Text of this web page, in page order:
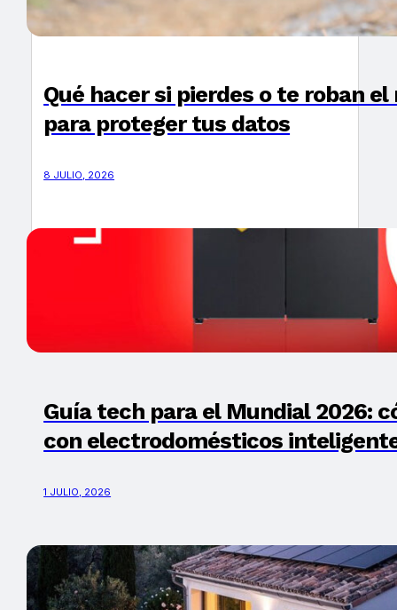
Qué hacer si pierdes o te roban
para proteger tus datos
8 JULIO, 2026
Guía tech para el Mundial 2026:
con electrodomésticos
1 JULIO, 2026